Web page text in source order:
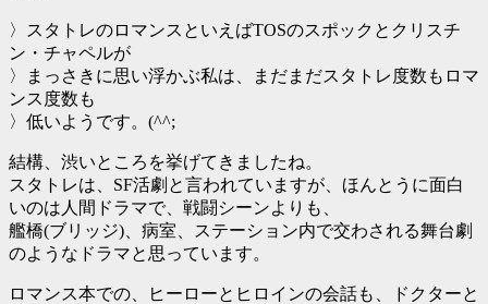
〉スタトレのロマンスといえばTOSのスポックとクリスチ
ン・チャペルが
〉まっさきに思い浮かぶ私は、まだまだスタトレ度数もロマ
ンス度数も
〉低いようです。(^^;
結構、渋いところを挙げてきましたね。
スタトレは、SF活劇と言われていますが、ほんとうに面白
いのは人間ドラマで、戦闘シーンよりも、
艦橋(ブリッジ)、病室、ステーション内で交わされる舞台劇
のようなドラマと思っています。
ロマンス本での、ヒーローとヒロインの会話も、ドクターと